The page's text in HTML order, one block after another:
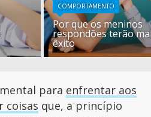
COMPORTAMENTO
Por que os meninos
respondões terão
êxito
para enfrentar aos
coisas que, a princípio